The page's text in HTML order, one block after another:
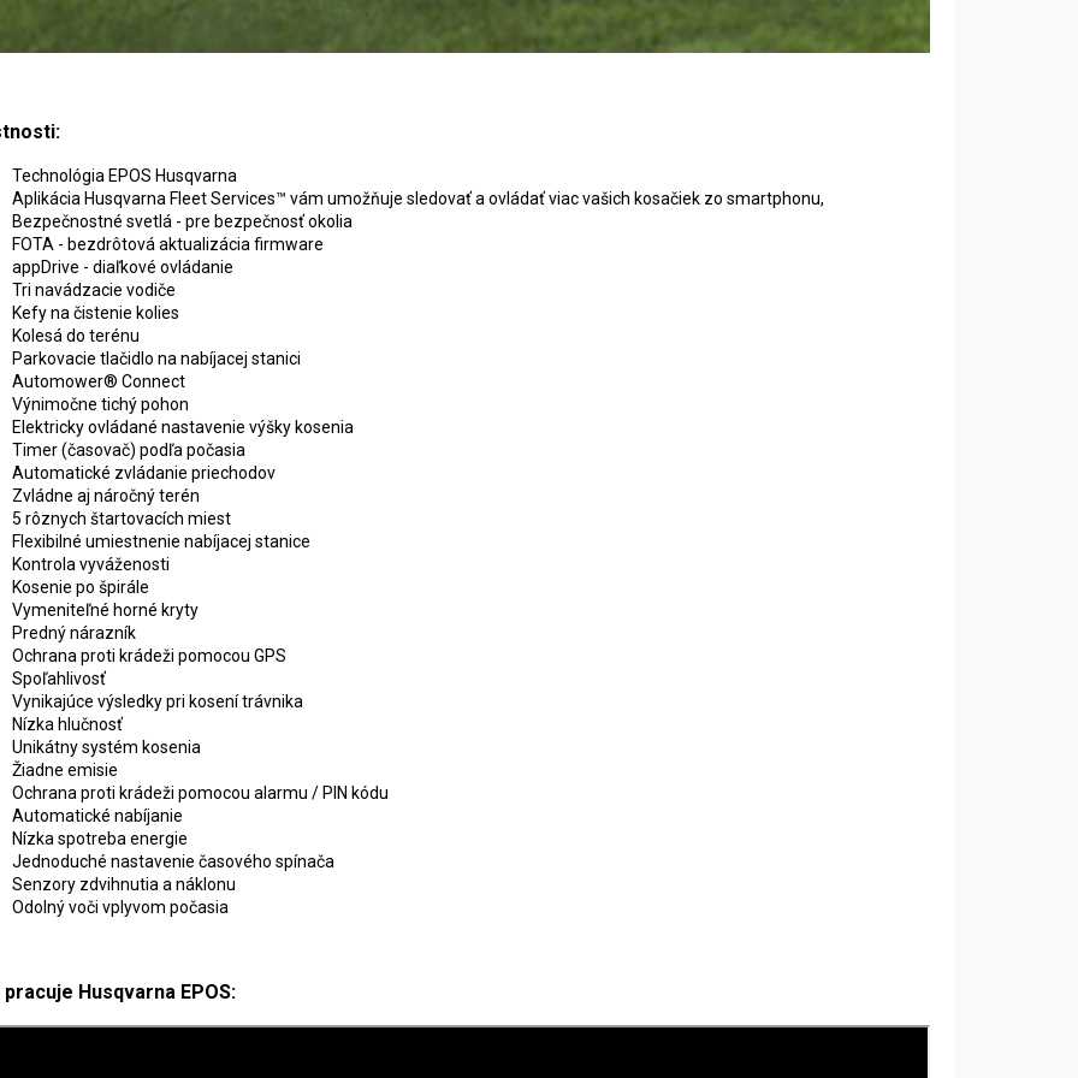
Technológia EPOS Husqvarna
Aplikácia Husqvarna Fleet Services™ vám umožňuje sledovať a ovládať viac vašich kosačiek zo smartphonu,
Bezpečnostné svetlá - pre bezpečnosť okolia
FOTA - bezdrôtová aktualizácia firmware
appDrive - diaľkové ovládanie
Tri navádzacie vodiče
Kefy na čistenie kolies
Kolesá do terénu
Parkovacie tlačidlo na nabíjacej stanici
Automower® Connect
Výnimočne tichý pohon
Elektricky ovládané nastavenie výšky kosenia
Timer (časovač) podľa počasia
Automatické zvládanie priechodov
Zvládne aj náročný terén
5 rôznych štartovacích miest
Flexibilné umiestnenie nabíjacej stanice
Kontrola vyváženosti
Kosenie po špirále
Vymeniteľné horné kryty
Predný nárazník
Ochrana proti krádeži pomocou GPS
Spoľahlivosť
Vynikajúce výsledky pri kosení trávnika
Nízka hlučnosť
Unikátny systém kosenia
Žiadne emisie
Ochrana proti krádeži pomocou alarmu / PIN kódu
Automatické nabíjanie
Nízka spotreba energie
Jednoduché nastavenie časového spínača
Senzory zdvihnutia a náklonu
Odolný voči vplyvom počasia
Husqvarna EPOS: